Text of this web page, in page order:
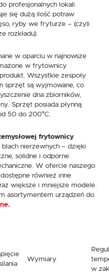
profesjonalnych lokali
się dużą ilość potraw
ryby we fryturze – (czyli
rozkładu).
w oparciu w najnowsze
w frytownicy
Wszystkie zespoły
sprzęt są wyjmowane, co
dna zbiorników,
Sprzęt posiada płynną
50 do 200°C.
frytownicy
nierzewnych – dzięki
solidne i odporne
W ofercie naszego
również inne
większe i mniejsze modele.
asortymentem urządzeń do
Wymiary
w